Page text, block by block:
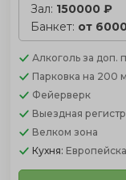
Зал: 150000 ₽
Банкет: от
Алкоголь за доп.
Парковка на 200
Фейерверк
Выездная
Велком зона
Кухня: